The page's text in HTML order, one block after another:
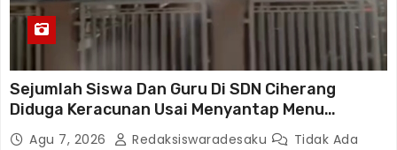
Sejumlah Siswa Dan Guru Di SDN Ciherang
Diduga Keracunan Usai Menyantap Menu
Program MBG, Puluhan Korban Dirawat Di
Agu 7, 2026 Redaksiswaradesaku
Tidak Ada